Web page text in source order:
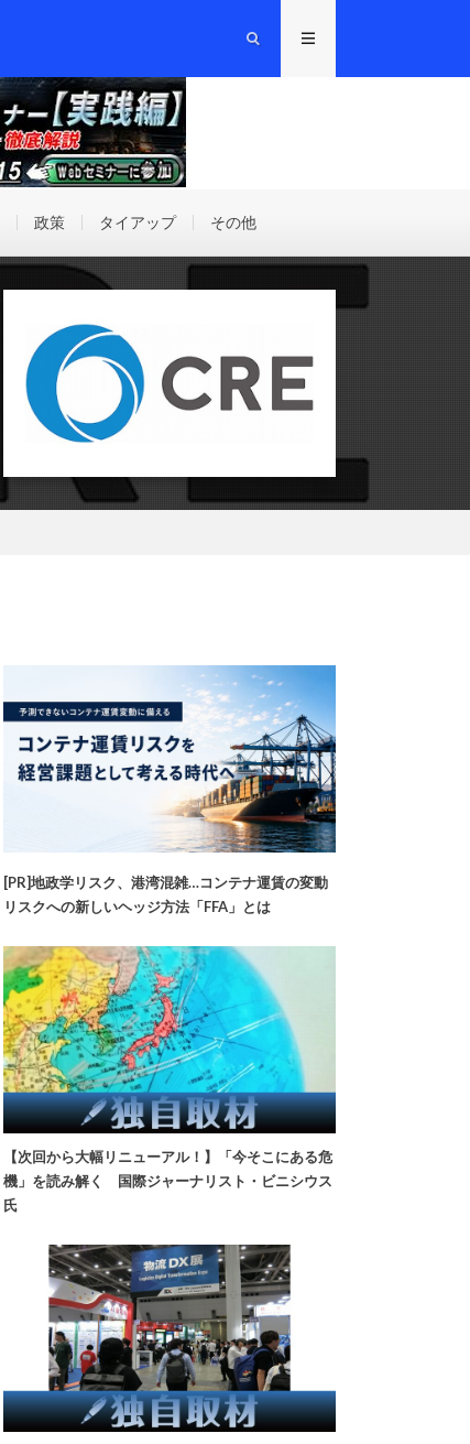
政策 タイアップ その他
[PR]地政学リスク、港湾混雑…コンテナ運賃の変動
リスクへの新しいヘッジ方法「FFA」とは
【次回から大幅リニューアル！】「今そこにある危
機」を読み解く 国際ジャーナリスト・ビニシウス
氏